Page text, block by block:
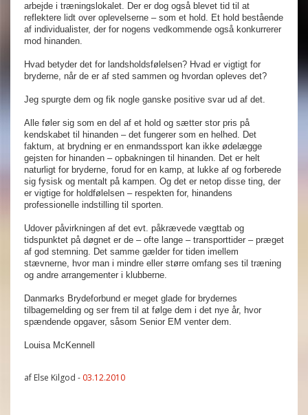
arbejde i træningslokalet. Der er dog også blevet tid til at
reflektere lidt over oplevelserne – som et hold. Et hold bestående
af individualister, der for nogens vedkommende også konkurrerer
mod hinanden.
Hvad betyder det for landsholdsfølelsen? Hvad er vigtigt for
bryderne, når de er af sted sammen og hvordan opleves det?
Jeg spurgte dem og fik nogle ganske positive svar ud af det.
Alle føler sig som en del af et hold og sætter stor pris på
kendskabet til hinanden – det fungerer som en helhed. Det
faktum, at brydning er en enmandssport kan ikke ødelægge
gejsten for hinanden – opbakningen til hinanden. Det er helt
naturligt for bryderne, forud for en kamp, at lukke af og forberede
sig fysisk og mentalt på kampen. Og det er netop disse ting, der
er vigtige for holdfølelsen – respekten for, hinandens
professionelle indstilling til sporten.
Udover påvirkningen af det evt. påkrævede vægttab og
tidspunktet på døgnet er de – ofte lange – transporttider – præget
af god stemning. Det samme gælder for tiden imellem
stævnerne, hvor man i mindre eller større omfang ses til træning
og andre arrangementer i klubberne.
Danmarks Brydeforbund er meget glade for brydernes
tilbagemelding og ser frem til at følge dem i det nye år, hvor
spændende opgaver, såsom Senior EM venter dem.
Louisa McKennell
af Else Kilgod - 03.12.2010